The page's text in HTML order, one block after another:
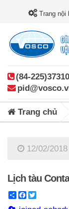
Trang nội
(84-
Trang chủ
12/02/2018
Lịch tàu
ShareFacebook